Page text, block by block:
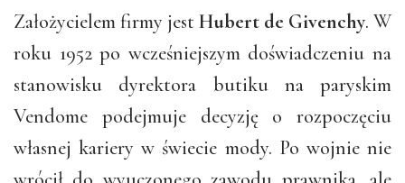
Założycielem firmy jestHubert de Givenchy. W
roku 1952 po wcześniejszym doświadczeniu na
stanowisku dyrektora butiku na paryskim
Vendome podejmuje decyzję o rozpoczęciu
własnej kariery w świecie mody. Po wojnie nie